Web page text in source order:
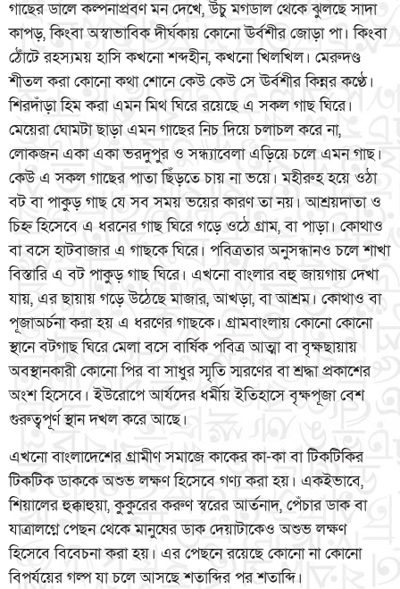
গাছের ডালে কল্পনাপ্রবণ মন দেখে, উঁচু মগডাল থেকে ঝুলছে সাদা
কাপড়, কিংবা অস্বাভাবিক দীর্ঘকায় কোনো ঊর্বশীর জোড়া পা। কিংবা
ঠোঁটে রহস্যময় হাসি কখনো শব্দহীন, কখনো খিলখিল। মেরুদণ্ড
শীতল করা কোনো কথা শোনে কেউ কেউ সে ঊর্বশীর কিন্নর কণ্ঠে।
শিরদাঁড়া হিম করা এমন মিথ ঘিরে রয়েছে এ সকল গাছ ঘিরে।
মেয়েরা ঘোমটা ছাড়া এমন গাছের নিচ দিয়ে চলাচল করে না,
লোকজন একা একা ভরদুপুর ও সন্ধ্যাবেলা এড়িয়ে চলে এমন গাছ।
কেউ এ সকল গাছের পাতা ছিঁড়তে চায় না ভয়ে। মহীরুহ হয়ে ওঠা
বট বা পাকুড় গাছ যে সব সময় ভয়ের কারণ তা নয়। আশ্রয়দাতা ও
চিহ্ন হিসেবে এ ধরনের গাছ ঘিরে গড়ে ওঠে গ্রাম, বা পাড়া। কোথাও
বা বসে হাটবাজার এ গাছকে ঘিরে। পবিত্রতার অনুসন্ধানও চলে শাখা
বিস্তারি এ বট পাকুড় গাছ ঘিরে। এখনো বাংলার বহু জায়গায় দেখা
যায়, এর ছায়ায় গড়ে উঠেছে মাজার, আখড়া, বা আশ্রম। কোথাও বা
পূজাঅর্চনা করা হয় এ ধরণের গাছকে। গ্রামবাংলায় কোনো কোনো
স্থানে বটগাছ ঘিরে মেলা বসে বার্ষিক পবিত্র আত্মা বা বৃক্ষছায়ায়
অবস্থানকারী কোনো পির বা সাধুর স্মৃতি স্মরণের বা শ্রদ্ধা প্রকাশের
অংশ হিসেবে। ইউরোপে আর্যদের ধর্মীয় ইতিহাসে বৃক্ষপূজা বেশ
গুরুত্বপূর্ণ স্থান দখল করে আছে।
এখনো বাংলাদেশের গ্রামীণ সমাজে কাকের কা-কা বা টিকটিকির
টিকটিক ডাককে অশুভ লক্ষণ হিসেবে গণ্য করা হয়। একইভাবে,
শিয়ালের হুক্কাহুয়া, কুকুরের করুণ স্বরের আর্তনাদ, পেঁচার ডাক বা
যাত্রালগ্নে পেছন থেকে মানুষের ডাক দেয়াটাকেও অশুভ লক্ষণ
হিসেবে বিবেচনা করা হয়। এর পেছনে রয়েছে কোনো না কোনো
বিপর্যয়ের গল্প যা চলে আসছে শতাব্দির পর শতাব্দি।